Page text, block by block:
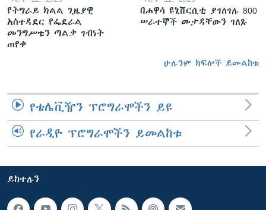
የትግራይ ክልል ጊዜያዊ
አስተዳደር የፌደራል
መንግሥቱን ጣልቃ ገብነት
ጠየቀ
በሐዋሳ ዩኒቨርሲቲ ያገለገሉ 800
ሠራተኞች መታዳቸውን ገለጹ
ሁሉንም ክፍሎች ይመልከቱ
የቴሌቪዥን ፕሮግራሞችን ይዩ
የራዲዮ ፕሮግራሞችን ይመልከቱ
ይከተሉን